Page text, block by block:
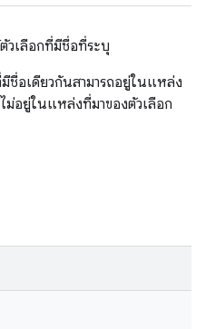
วเลือกที่มีชื่อที่ระบุ
ชื่อเดียวกันสามารถอยู่ในแหล่ง
อยู่ในแหล่งที่มาของตัวเลือก